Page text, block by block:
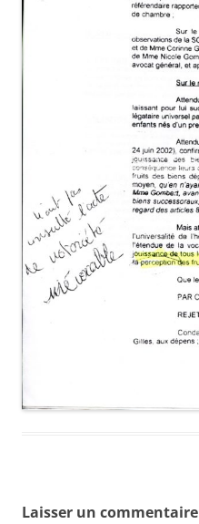
Laisser un commentaire